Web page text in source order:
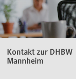
Kontakt zur DHBW
Mannheim